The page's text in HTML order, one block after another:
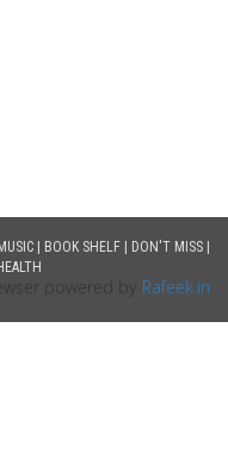
| BOOK SHELF | DON'T MISS |
powered by Rafeek.in